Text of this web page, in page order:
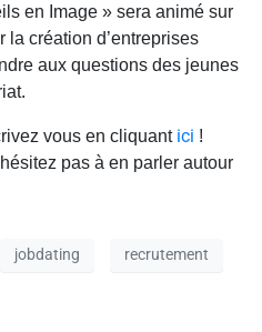
en Image » sera animé sur
création d’entreprises
aux questions des jeunes
vous en cliquant ici !
pas à en parler autour
jobdating recrutement